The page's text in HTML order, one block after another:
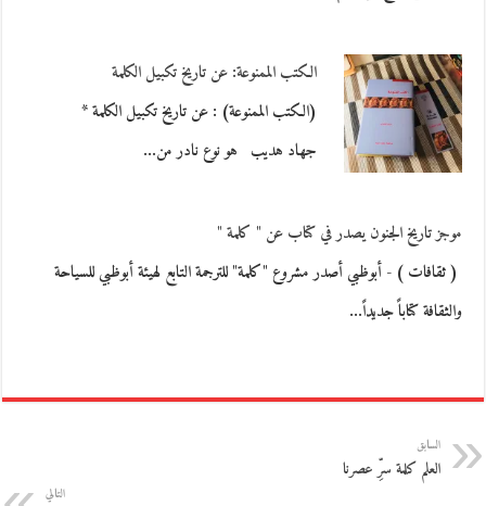
الكتب الممنوعة: عن تاريخ تكبيل الكلمة
(الكتب الممنوعة) : عن تاريخ تكبيل الكلمة *
جهاد هديب هو نوع نادر من…
موجز تاريخ الجنون يصدر في كتاب عن " كلمة "
( ثقافات ) - أبوظبي أصدر مشروع "كلمة" للترجمة التابع لهيئة أبوظبي للسياحة
والثقافة كتاباً جديداً…
السابق
العلم كلمة سرِّ عصرنا
التالي